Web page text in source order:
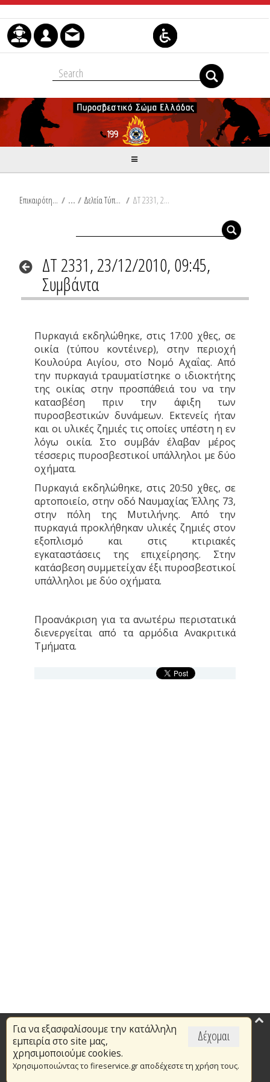
Μετάβαση στο περιεχόμενο
Επικαιρότητα / Δελτία Τύπου / ΔΤ 2331, 23/12/2010, 09:45, Συμβάντα
ΔΤ 2331, 23/12/2010, 09:45,
Συμβάντα
Πυρκαγιά εκδηλώθηκε, στις 17:00 χθες, σε
οικία (τύπου κοντέινερ), στην περιοχή
Κουλούρα Αιγίου, στο Νομό Αχαΐας. Από
την πυρκαγιά τραυματίστηκε ο ιδιοκτήτης
της οικίας στην προσπάθειά του να την
κατασβέση πριν την άφιξη των
πυροσβεστικών δυνάμεων. Εκτενείς ήταν
και οι υλικές ζημιές τις οποίες υπέστη η εν
λόγω οικία. Στο συμβάν έλαβαν μέρος
τέσσερις πυροσβεστικοί υπάλληλοι με δύο
οχήματα.
Πυρκαγιά εκδηλώθηκε, στις 20:50 χθες, σε
αρτοποιείο, στην οδό Ναυμαχίας Έλλης 73,
στην πόλη της Μυτιλήνης. Από την
πυρκαγιά προκλήθηκαν υλικές ζημιές στον
εξοπλισμό και στις κτιριακές
εγκαταστάσεις της επιχείρησης. Στην
κατάσβεση συμμετείχαν έξι πυροσβεστικοί
υπάλληλοι με δύο οχήματα.
Προανάκριση για τα ανωτέρω περιστατικά
διενεργείται από τα αρμόδια Ανακριτικά
Τμήματα.
Δέχομαι
Για να εξασφαλίσουμε την κατάλληλη
εμπειρία στο site μας,
χρησιμοποιούμε cookies.
Χρησιμοποιώντας το fireservice.gr αποδέχεστε τη χρήση τους.
Επικαιρότητα
Το Πυροσβεστικό Σώμα